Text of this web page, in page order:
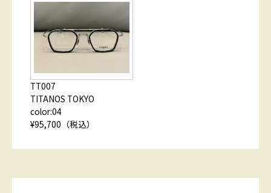
TT007
TITANOS TOKYO
color:04
¥95,700（税込）